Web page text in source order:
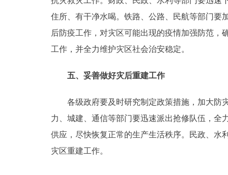
住所、有干净水喝。铁路、公路、民航等部门要
后防疫工作，对灾区可能出现的疫情加强防范
工作，并全力维护灾区社会治安稳定。
五、妥善做好灾后重建工作
各级政府要及时研究制定政策措施，加大防灾
力、城建、通信等部门要迅速派出抢修队伍，全
供应，尽快恢复正常的生产生活秩序。民政、水
灾区重建工作。